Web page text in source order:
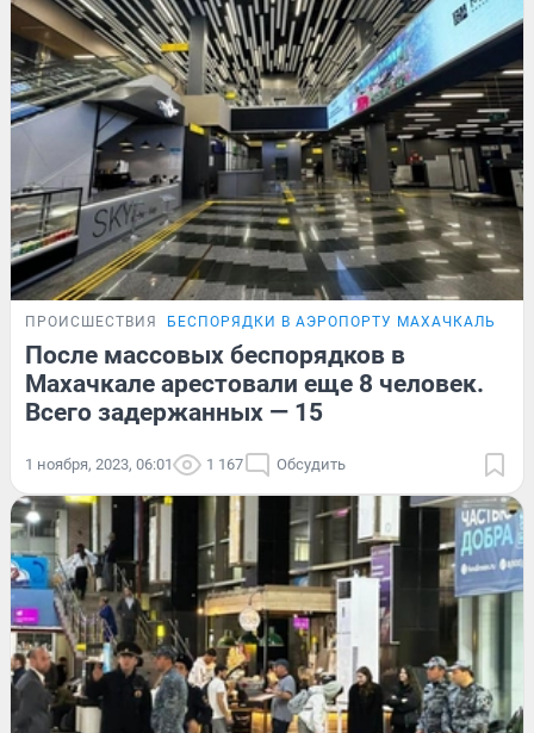
ПРОИСШЕСТВИЯ БЕСПОРЯДКИ В АЭРОПОРТУ МАХАЧКАЛЫ
После массовых беспорядков в
Махачкале арестовали еще 8 человек.
Всего задержанных — 15
1 ноября, 2023, 06:01 1 167 Обсудить